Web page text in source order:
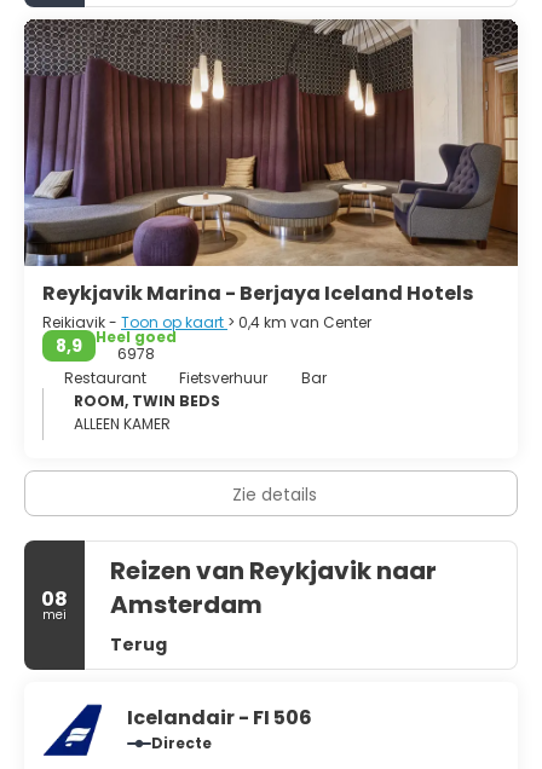
Reykjavik Marina - Berjaya Iceland Hotels
Reikiavik - Toon op kaart > 0,4 km van Center
8,9
Heel goed
6978
Restaurant
Fietsverhuur
Bar
ROOM, TWIN BEDS
ALLEEN KAMER
Zie details
08
mei
Reizen van Reykjavik naar
Amsterdam
Terug
Icelandair - FI 506
Directe